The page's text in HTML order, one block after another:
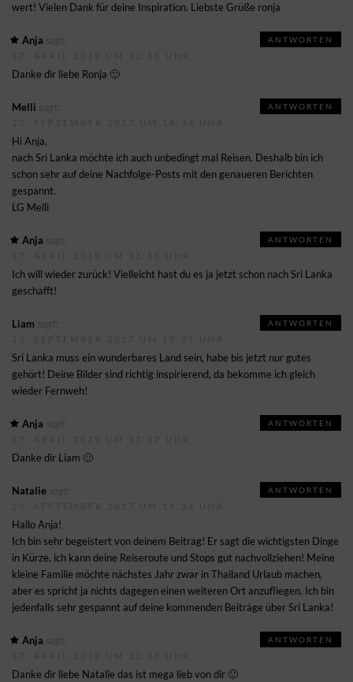
wert! Vielen Dank für deine Inspiration. Liebste Grüße ronja
Anja
Danke dir liebe Ronja 🙂
ANTWORTEN
Melli
Hi Anja,
nach Sri Lanka möchte ich auch unbedingt mal Reisen. Deshalb bin ich
schon sehr auf deine Nachfolge-Posts mit den genaueren Berichten
gespannt.
LG Melli
ANTWORTEN
Anja
Ich will wieder zurück! Vielleicht hast du es ja jetzt schon nach Sri Lanka
geschafft!
ANTWORTEN
Liam
Sri Lanka muss ein wunderbares Land sein, habe bis jetzt nur gutes
gehört! Deine Bilder sind richtig inspirierend, da bekomme ich gleich
wieder Fernweh!
ANTWORTEN
Anja
Danke dir Liam 🙂
ANTWORTEN
Natalie
Hallo Anja!
Ich bin sehr begeistert von deinem Beitrag! Er sagt die wichtigsten Dinge
in Kürze, ich kann deine Reiseroute und Stops gut nachvollziehen! Meine
kleine Familie möchte nächstes Jahr zwar in Thailand Urlaub machen,
aber es spricht ja nichts dagegen einen weiteren Ort anzufliegen. Ich bin
jedenfalls sehr gespannt auf deine kommenden Beiträge über Sri Lanka!
ANTWORTEN
Anja
Danke dir liebe Natalie das ist mega lieb von dir 🙂
ANTWORTEN